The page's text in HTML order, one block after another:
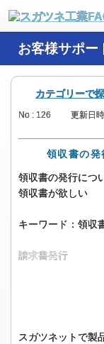
お客様サポー
カテゴリーで
No : 126 更新日
領収書の発
領収書の発行につ
領収書が欲しい
キーワード：領収
請求書発行
スガツネットで製